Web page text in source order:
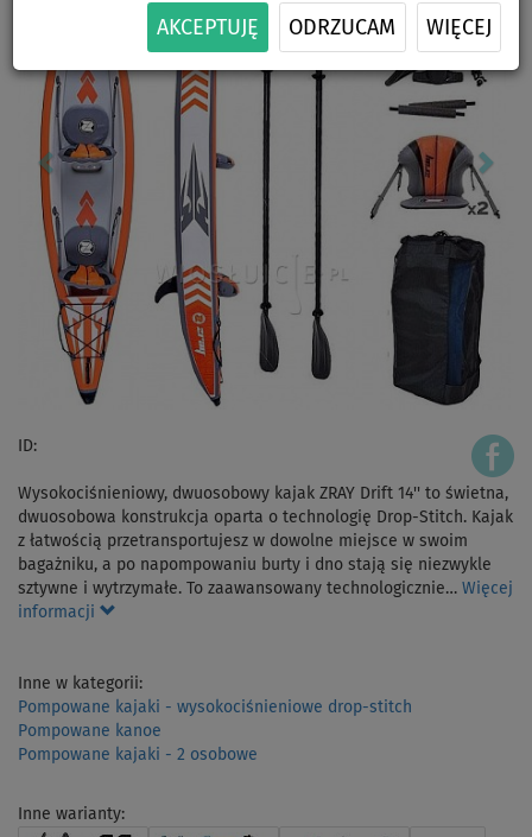
AKCEPTUJĘ ODRZUCAM WIĘCEJ
ID:
Wysokociśnieniowy, dwuosobowy kajak ZRAY Drift 14'' to świetna,
dwuosobowa konstrukcja oparta o technologię Drop-Stitch. Kajak
z łatwością przetransportujesz w dowolne miejsce w swoim
bagażniku, a po napompowaniu burty i dno stają się niezwykle
sztywne i wytrzymałe. To zaawansowany technologicznie… Więcej
informacji
Inne w kategorii:
Pompowane kajaki - wysokociśnieniowe drop-stitch
Pompowane kanoe
Pompowane kajaki - 2 osobowe
Inne warianty: